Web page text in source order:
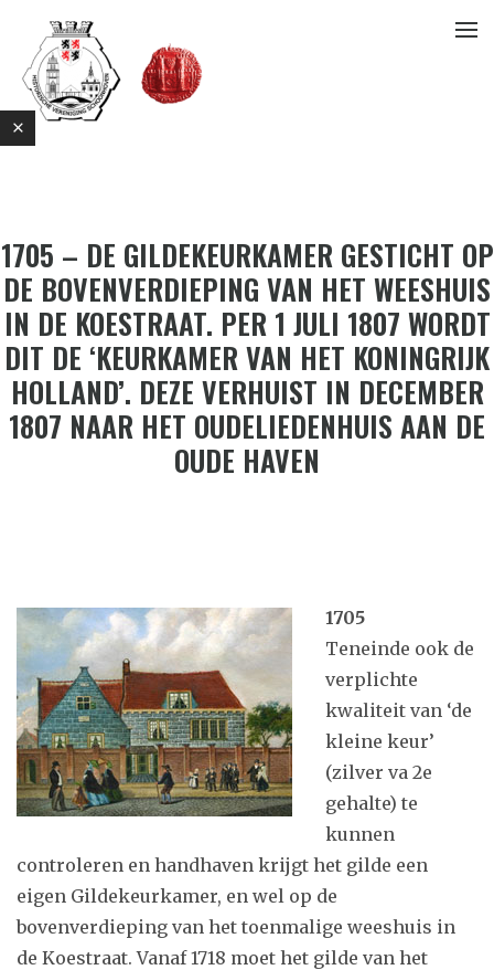
1705 – DE GILDEKEURKAMER GESTICHT OP
DE BOVENVERDIEPING VAN HET WEESHUIS
IN DE KOESTRAAT. PER 1 JULI 1807 WORDT
DIT DE ‘KEURKAMER VAN HET KONINGRIJK
HOLLAND’. DEZE VERHUIST IN DECEMBER
1807 NAAR HET OUDELIEDENHUIS AAN DE
OUDE HAVEN
1705
Teneinde ook de
verplichte
kwaliteit van ‘de
kleine keur’
(zilver va 2e
gehalte) te
kunnen
controleren en handhaven krijgt het gilde een
eigen Gildekeurkamer, en wel op de
bovenverdieping van het toenmalige weeshuis in
de Koestraat. Vanaf 1718 moet het gilde van het